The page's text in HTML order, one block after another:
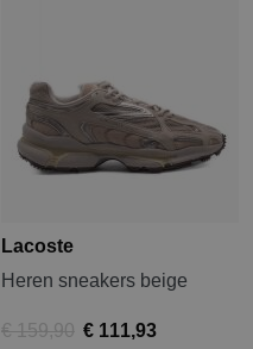
Lacoste
Heren sneakers beige
€ 159,90 € 111,93